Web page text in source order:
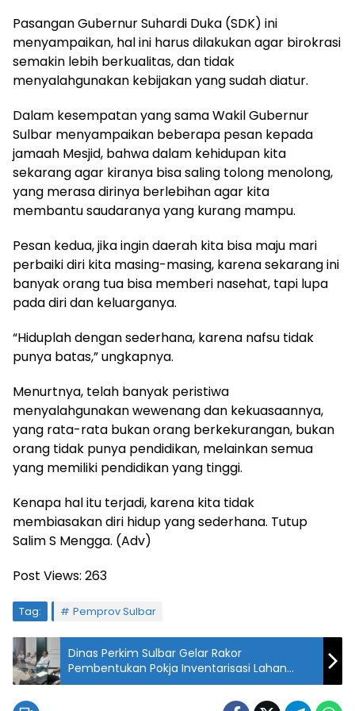
Pasangan Gubernur Suhardi Duka (SDK) ini
menyampaikan, hal ini harus dilakukan agar birokrasi
semakin lebih berkualitas, dan tidak
menyalahgunakan kebijakan yang sudah diatur.
Dalam kesempatan yang sama Wakil Gubernur
Sulbar menyampaikan beberapa pesan kepada
jamaah Mesjid, bahwa dalam kehidupan kita
sekarang agar kiranya bisa saling tolong menolong,
yang merasa dirinya berlebihan agar kita
membantu saudaranya yang kurang mampu.
Pesan kedua, jika ingin daerah kita bisa maju mari
perbaiki diri kita masing-masing, karena sekarang ini
banyak orang tua bisa memberi nasehat, tapi lupa
pada diri dan keluarganya.
“Hiduplah dengan sederhana, karena nafsu tidak
punya batas,” ungkapnya.
Menurtnya, telah banyak peristiwa
menyalahgunakan wewenang dan kekuasaannya,
yang rata-rata bukan orang berkekurangan, bukan
orang tidak punya pendidikan, melainkan semua
yang memiliki pendidikan yang tinggi.
Kenapa hal itu terjadi, karena kita tidak
membiasakan diri hidup yang sederhana. Tutup
Salim S Mengga. (Adv)
Post Views: 263
Tag: Pemprov Sulbar
Dinas Perkim Sulbar Gelar Rakor
Pembentukan Pokja Inventarisasi Lahan
Bandara Tampa Padang